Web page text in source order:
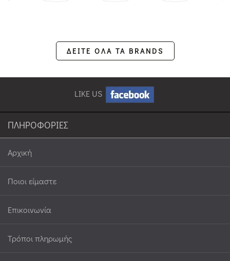
ΔΕΙΤΕ ΟΛΑ ΤΑ BRANDS
LIKE US
ΠΛΗΡΟΦΟΡΙΕΣ
Αρχική
Ποιοι είμαστε
Επικοινωνία
Τρόποι πληρωμής